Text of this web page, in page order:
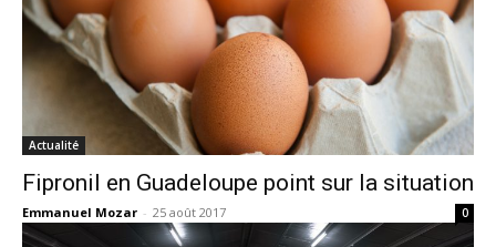
Actualité
Fipronil en Guadeloupe point sur la situation
Emmanuel Mozar - 25 août 2017 0